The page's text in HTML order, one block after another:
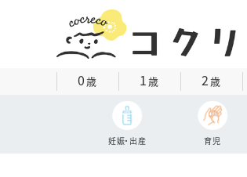
0歳 1歳 2歳
妊娠・出産 育児